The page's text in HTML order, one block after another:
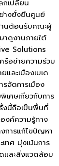
เปลี่ยน
างยั่งยืนศูนย์
านต้อนรับคณะผู้
าดูงานภายใต้
Solutions
อข่ายความร่วม
ละเมืองเมเด
จัดการเมือง
ศษเกี่ยวกับการ
งนี้ถือเป็นพื้นที่
งค์ความรู้ทาง
การแก้ไขปัญหา
ทศ มุ่งเน้นการ
ดและสิ่งแวดล้อม